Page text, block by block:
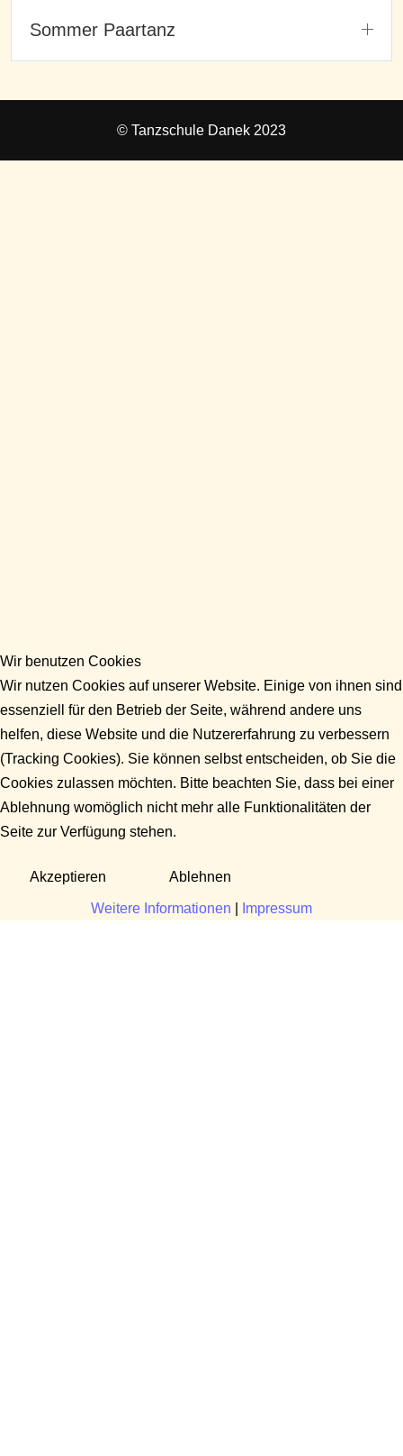
Sommer Paartanz
© Tanzschule Danek 2023
Wir benutzen Cookies
Wir nutzen Cookies auf unserer Website. Einige von ihnen sind
essenziell für den Betrieb der Seite, während andere uns
helfen, diese Website und die Nutzererfahrung zu verbessern
(Tracking Cookies). Sie können selbst entscheiden, ob Sie die
Cookies zulassen möchten. Bitte beachten Sie, dass bei einer
Ablehnung womöglich nicht mehr alle Funktionalitäten der
Seite zur Verfügung stehen.
Akzeptieren Ablehnen
Weitere Informationen Impressum